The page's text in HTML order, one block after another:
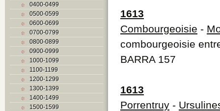
0400-0499
0500-0599
0600-0699
0700-0799
0800-0899
0900-0999
1000-1099
1100-1199
1200-1299
1300-1399
1400-1499
1500-1599
1613
Combourgeoisie -
combourgeoisie
BARRA 157
1613
Porrentruy -